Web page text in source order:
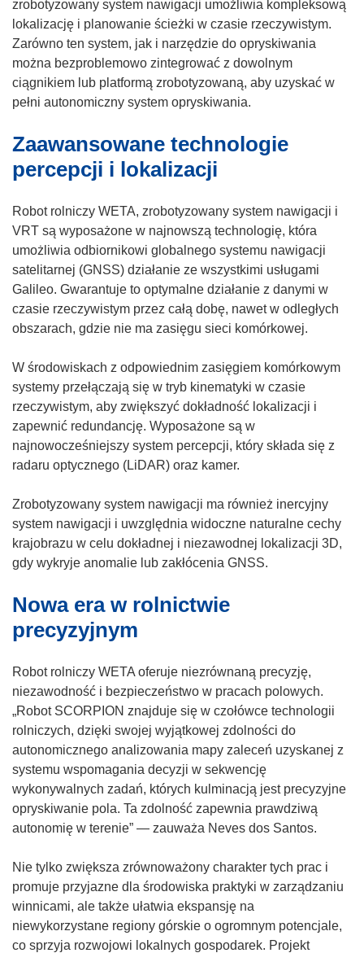
o
k
n
i
e
zrobotyzowany system nawigacji umożliwia kompleksową
lokalizację i planowanie ścieżki w czasie rzeczywistym.
Zarówno ten system, jak i narzędzie do opryskiwania
można bezproblemowo zintegrować z dowolnym
ciągnikiem lub platformą zrobotyzowaną, aby uzyskać w
pełni autonomiczny system opryskiwania.
Zaawansowane technologie
percepcji i lokalizacji
Robot rolniczy WETA, zrobotyzowany system nawigacji i
VRT są wyposażone w najnowszą technologię, która
umożliwia odbiornikowi globalnego systemu nawigacji
satelitarnej (GNSS) działanie ze wszystkimi usługami
Galileo. Gwarantuje to optymalne działanie z danymi w
czasie rzeczywistym przez całą dobę, nawet w odległych
obszarach, gdzie nie ma zasięgu sieci komórkowej.
W środowiskach z odpowiednim zasięgiem komórkowym
systemy przełączają się w tryb kinematyki w czasie
rzeczywistym, aby zwiększyć dokładność lokalizacji i
zapewnić redundancję. Wyposażone są w
najnowocześniejszy system percepcji, który składa się z
radaru optycznego (LiDAR) oraz kamer.
Zrobotyzowany system nawigacji ma również inercyjny
system nawigacji i uwzględnia widoczne naturalne cechy
krajobrazu w celu dokładnej i niezawodnej lokalizacji 3D,
gdy wykryje anomalie lub zakłócenia GNSS.
Nowa era w rolnictwie
precyzyjnym
Robot rolniczy WETA oferuje niezrównaną precyzję,
niezawodność i bezpieczeństwo w pracach polowych.
„Robot SCORPION znajduje się w czołówce technologii
rolniczych, dzięki swojej wyjątkowej zdolności do
autonomicznego analizowania mapy zaleceń uzyskanej z
systemu wspomagania decyzji w sekwencję
wykonywalnych zadań, których kulminacją jest precyzyjne
opryskiwanie pola. Ta zdolność zapewnia prawdziwą
autonomię w terenie” — zauważa Neves dos Santos.
Nie tylko zwiększa zrównoważony charakter tych prac i
promuje przyjazne dla środowiska praktyki w zarządzaniu
winnicami, ale także ułatwia ekspansję na
niewykorzystane regiony górskie o ogromnym potencjale,
co sprzyja rozwojowi lokalnych gospodarek. Projekt